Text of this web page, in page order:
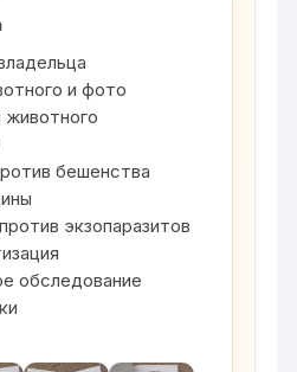
и фото
животного
бешенства
экзопаразитов
обследование